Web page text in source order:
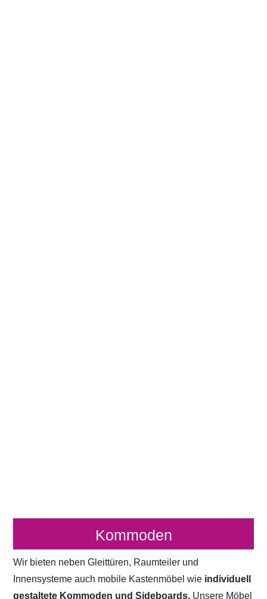
Kommoden
Wir bieten neben Gleittüren, Raumteiler und
Innensysteme auch mobile Kastenmöbel wie individuell
gestaltete Kommoden und Sideboards. Unsere Möbel